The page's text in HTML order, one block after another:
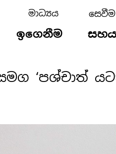
මාධ්‍යය
ඉගෙනීම
‘පශ්චාත්